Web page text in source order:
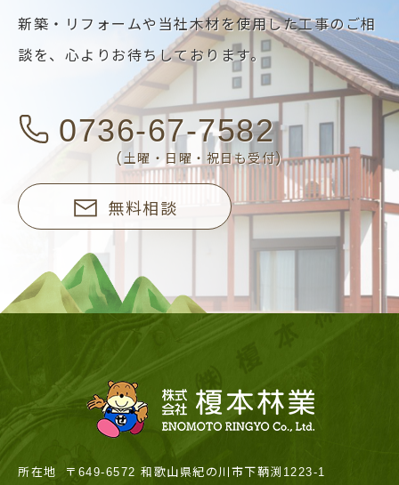
新築・リフォームや当社木材を使用した工事のご相
談を、 心よりお待ちしております。
0736-67-7582
(土曜・日曜・祝日も受付)
無料相談
所在地 〒649-6572 和歌山県紀の川市下鞆渕1223-1